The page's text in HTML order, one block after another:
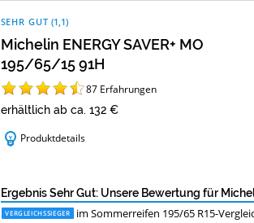
Michelin ENERGY SAVER+ MO
195/65/15 91H
SEHR GUT (1,1)
87 Erfahrungen
erhältlich ab ca. 132 €
Produktdetails
Ergebnis Sehr Gut: Unsere Bewertung für
VERGLEICHSSIEGER im Sommerreifen 195/65 R15-